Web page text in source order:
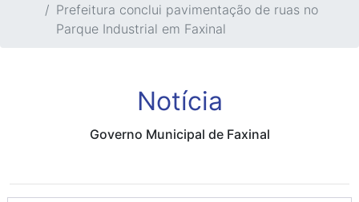
Prefeitura conclui pavimentação de ruas no
Parque Industrial em Faxinal
Notícia
Governo Municipal de Faxinal